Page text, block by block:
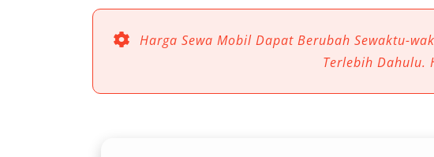
Kondisi geografis Bangka Belitung yang memiliki
menjadikan transportasi pribadi sebagai pilihan
alasan utamanya:
Banyak lokasi wisata tidak terjangkau
Harga Sewa Mobil Dapat Berubah Sewaktu-
Terlebih Dahulu.